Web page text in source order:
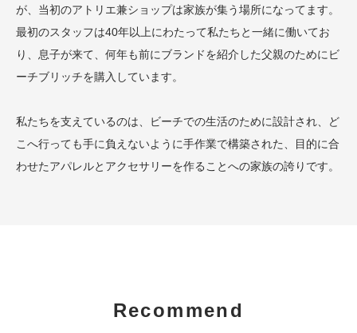
が、当初のアトリエ兼ショップは家族が集う場所になってます。
最初のスタッフは40年以上にわたって私たちと一緒に働いてお
り、息子が来て、何年も前にブランドを紹介した父親のためにビ
ーチブリッチを購入しています。
私たちを支えているのは、ビーチでの生活のために設計され、ど
こへ行っても手に負えないように手作業で構築された、目的に合
わせたアパレルとアクセサリーを作ることへの家族の誇りです。
Recommend